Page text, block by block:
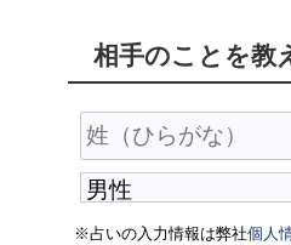
相手のことを教
※占いの入力情報は弊社個人